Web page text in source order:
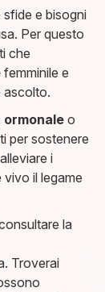
e bisogni
Per questo
che
femminile e
ascolto.
ormonale o
per sostenere
i
vivo il legame
la
Troverai